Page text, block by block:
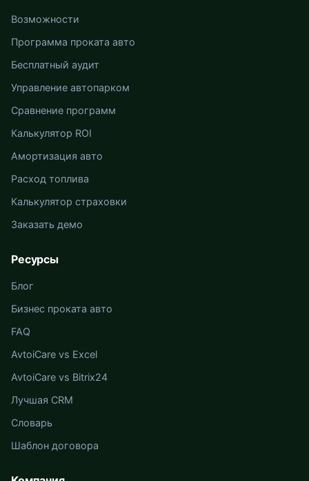
Возможности
Программа проката авто
Бесплатный аудит
Управление автопарком
Сравнение программ
Калькулятор ROI
Амортизация авто
Расход топлива
Калькулятор страховки
Заказать демо
Ресурсы
Блог
Бизнес проката авто
FAQ
AvtoiCare vs Excel
AvtoiCare vs Bitrix24
Лучшая CRM
Словарь
Шаблон договора